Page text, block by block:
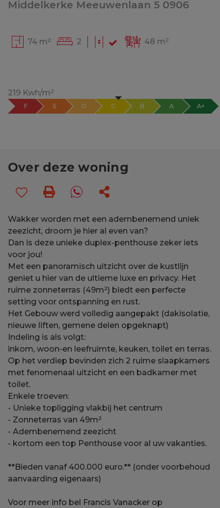
Middelkerke Meeuwenlaan 5 0906
74 m² 2 48 m²
219 Kwh/m²
F E D C B A A+
Over deze woning
Wakker worden met een adembenemend uniek
zeezicht, droom je hier al even van?
Dan is deze unieke duplex-penthouse zeker iets
voor jou!
Met een panoramisch uitzicht over de kustlijn
geniet u hier van de ultieme luxe en privacy. Het
ruime zonneterras (49m²) biedt een perfecte
setting voor ontspanning en rust.
Het Gebouw werd volledig aangepakt (dakisolatie,
nieuwe liften, gemene delen opgeknapt)
Indeling is als volgt:
inkom, woon-en leefruimte, keuken, toilet en terras.
Op het verdiep bevinden zich 2 ruime slaapkamers
met fenomenaal uitzicht en een badkamer met
toilet.
Enkele troeven:
- Unieke topligging vlakbij het centrum
- Zonneterras van 49m²
- Adembenemend zeezicht
- kortom een top Penthouse voor al uw vakanties.
**Bieden vanaf 400.000 euro.** (onder voorbehoud
aanvaarding eigenaars)
Voor meer info bel Francis Vanacker op